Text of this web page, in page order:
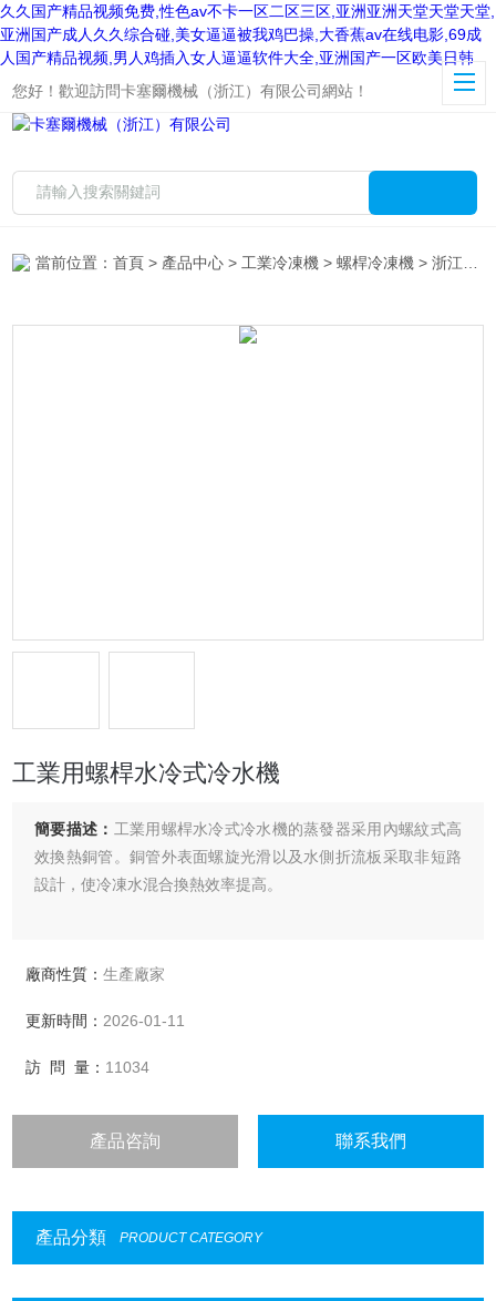
久久国产精品视频免费,性色av不卡一区二区三区,亚洲亚洲天堂天堂天堂,
亚洲国产成人久久综合碰,美女逼逼被我鸡巴操,大香蕉av在线电影,69成
人国产精品视频,男人鸡插入女人逼逼软件大全,亚洲国产一区欧美日韩
您好！歡迎訪問卡塞爾機械（浙江）有限公司網站！
產品中心
當前位置：首頁 > 產品中心 > 工業冷凍機 >螺桿冷凍機 > 浙江工業用螺桿水冷式冷水機
工業用螺桿水冷式冷水機
簡要描述： 工業用螺桿水冷式冷水機的蒸發器采用內螺紋式高
效換熱銅管。銅管外表面螺旋光滑以及水側折流板采取非短路
設計，使冷凍水混合換熱效率提高。
廠商性質：生產廠家
更新時間： 2026-01-11
訪 問 量： 11034
產品咨詢 聯系我們
產品分類 PRODUCT CATEGORY